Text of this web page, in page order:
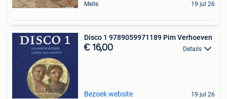
Melle 19 jul 26
Disco 1 9789059971189 Pim Verhoeven
€ 16,00 Details
Bezoek website 19 jul 26